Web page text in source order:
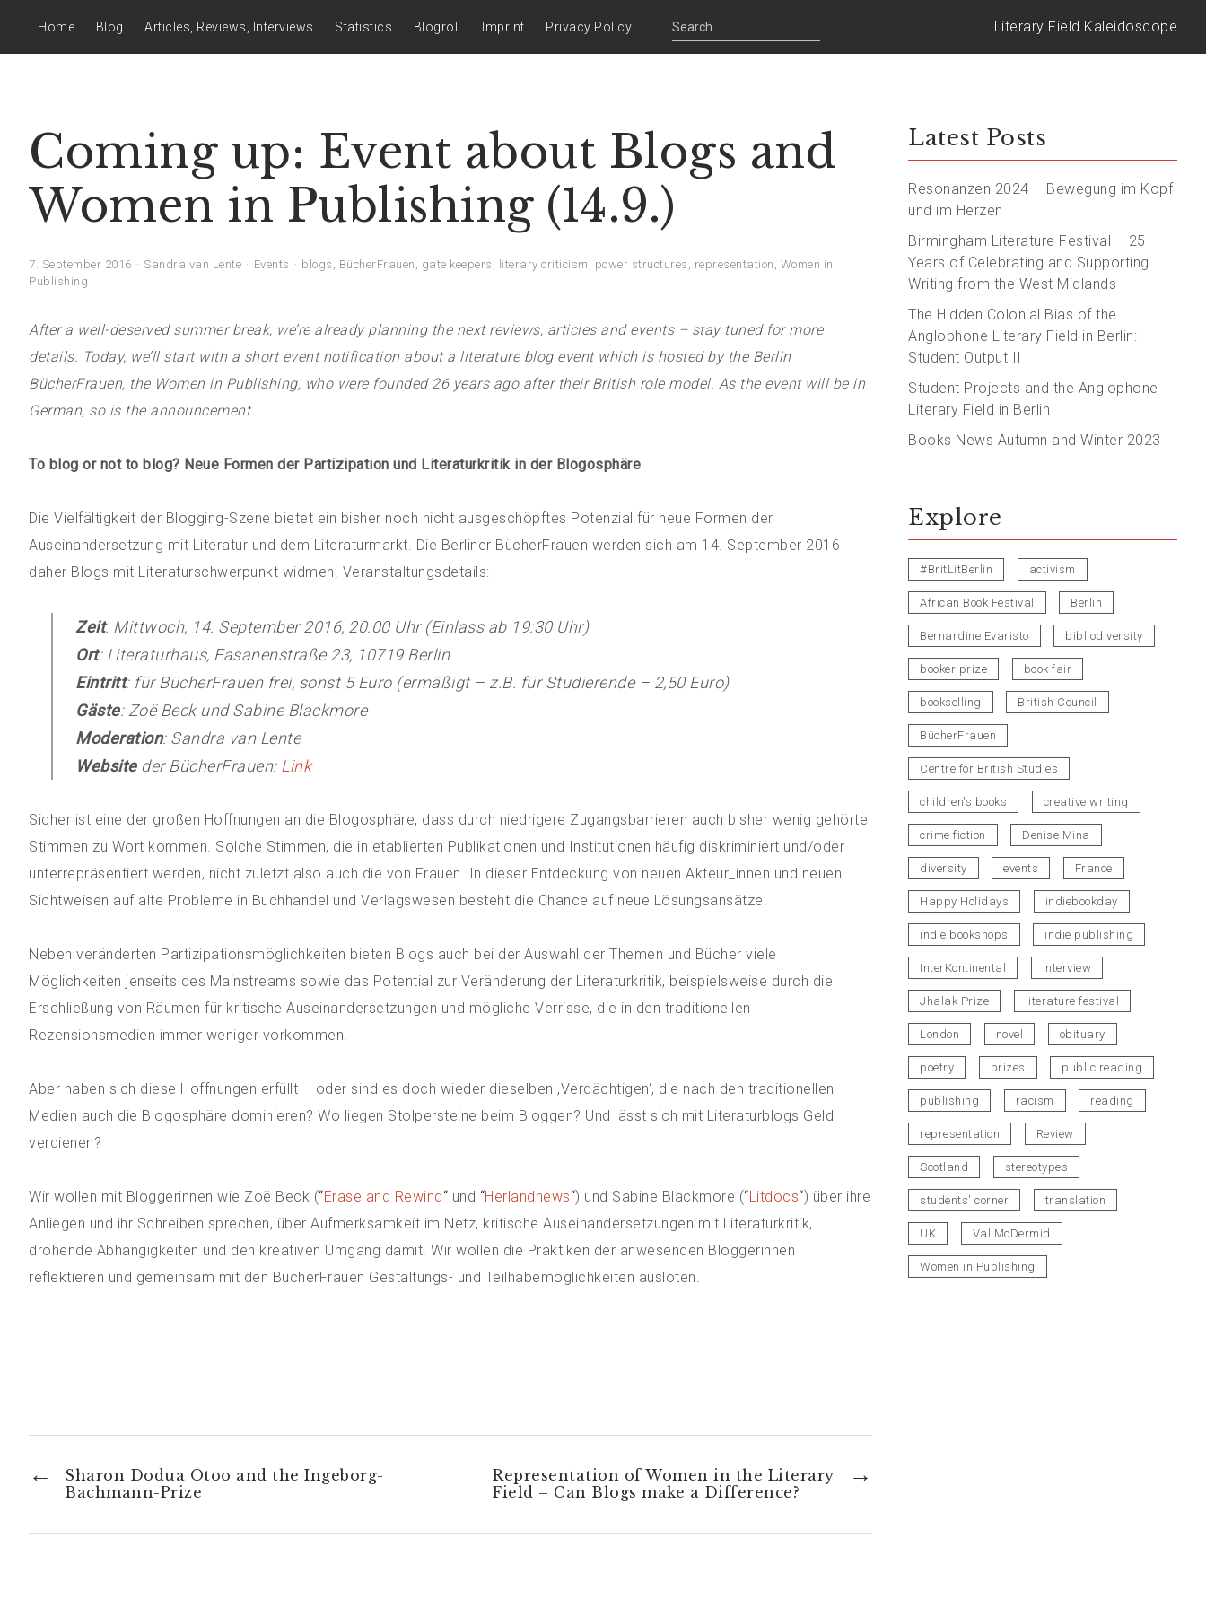
Literary Field Kaleidoscope
Home Blog Articles, Reviews, Interviews Statistics Blogroll Imprint Privacy Policy
Coming up: Event about Blogs and
Women in Publishing (14.9.)
7. September 2016 Sandra van Lente Events blogs , BücherFrauen , gate keepers , literary criticism , power structures , representation , Women in
Publishing
After a well-deserved summer break, we’re already planning the next reviews, articles and events – stay tuned for more
details. Today, we’ll start with a short event notification about a literature blog event which is hosted by the Berlin
BücherFrauen, the Women in Publishing, who were founded 26 years ago after their British role model. As the event will be in
German, so is the announcement.
To blog or not to blog? Neue Formen der Partizipation und Literaturkritik in der Blogosphäre
Die Vielfältigkeit der Blogging-Szene bietet ein bisher noch nicht ausgeschöpftes Potenzial für neue Formen der
Auseinandersetzung mit Literatur und dem Literaturmarkt. Die Berliner BücherFrauen werden sich am 14. September 2016
daher Blogs mit Literaturschwerpunkt widmen. Veranstaltungsdetails:
Zeit: Mittwoch, 14. September 2016, 20:00 Uhr (Einlass ab 19:30 Uhr)
Ort: Literaturhaus, Fasanenstraße 23, 10719 Berlin
Eintritt: für BücherFrauen frei, sonst 5 Euro (ermäßigt – z.B. für Studierende – 2,50 Euro)
Gäste: Zoë Beck und Sabine Blackmore
Moderation: Sandra van Lente
Websiteder BücherFrauen: Link
Sicher ist eine der großen Hoffnungen an die Blogosphäre, dass durch niedrigere Zugangsbarrieren auch bisher wenig gehörte
Stimmen zu Wort kommen. Solche Stimmen, die in etablierten Publikationen und Institutionen häufig diskriminiert und/oder
unterrepräsentiert werden, nicht zuletzt also auch die von Frauen. In dieser Entdeckung von neuen Akteur_innen und neuen
Sichtweisen auf alte Probleme in Buchhandel und Verlagswesen besteht die Chance auf neue Lösungsansätze.
Neben veränderten Partizipationsmöglichkeiten bieten Blogs auch bei der Auswahl der Themen und Bücher viele
Möglichkeiten jenseits des Mainstreams sowie das Potential zur Veränderung der Literaturkritik, beispielsweise durch die
Erschließung von Räumen für kritische Auseinandersetzungen und mögliche Verrisse, die in den traditionellen
Rezensionsmedien immer weniger vorkommen.
Aber haben sich diese Hoffnungen erfüllt – oder sind es doch wieder dieselben ‚Verdächtigen‘, die nach den traditionellen
Medien auch die Blogosphäre dominieren? Wo liegen Stolpersteine beim Bloggen? Und lässt sich mit Literaturblogs Geld
verdienen?
Wir wollen mit Bloggerinnen wie Zoë Beck (“Erase and Rewind“ und “Herlandnews“) und Sabine Blackmore (“Litdocs“) über ihre
Anliegen und ihr Schreiben sprechen, über Aufmerksamkeit im Netz, kritische Auseinandersetzungen mit Literaturkritik,
drohende Abhängigkeiten und den kreativen Umgang damit. Wir wollen die Praktiken der anwesenden Bloggerinnen
reflektieren und gemeinsam mit den BücherFrauen Gestaltungs- und Teilhabemöglichkeiten ausloten.
Sharon Dodua Otoo and the Ingeborg-
Bachmann-Prize
←
Representation of Women in the Literary
Field – Can Blogs make a Difference?
→
Latest Posts
Resonanzen 2024 – Bewegung im Kopf
und im Herzen
Birmingham Literature Festival – 25
Years of Celebrating and Supporting
Writing from the West Midlands
The Hidden Colonial Bias of the
Anglophone Literary Field in Berlin:
Student Output II
Student Projects and the Anglophone
Literary Field in Berlin
Books News Autumn and Winter 2023
Explore
#BritLitBerlin activism
African Book Festival Berlin
Bernardine Evaristo bibliodiversity
booker prize book fair
bookselling British Council
BücherFrauen
Centre for British Studies
children's books creative writing
crime fiction Denise Mina
diversity events France
Happy Holidays indiebookday
indie bookshops indie publishing
InterKontinental interview
Jhalak Prize literature festival
London novel obituary
poetry prizes public reading
publishing racism reading
representation Review
Scotland stereotypes
students' corner translation
UK Val McDermid
Women in Publishing